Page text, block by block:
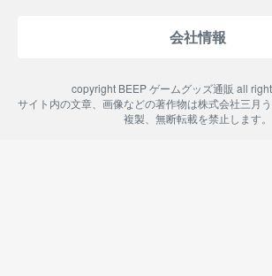
会社情報
特定商取引法に基づく表記
copyright BEEP ゲームグッズ通販 all
サイト内の文章、画像などの著作物は株式会社三月う
複製、無断転載を禁止します。